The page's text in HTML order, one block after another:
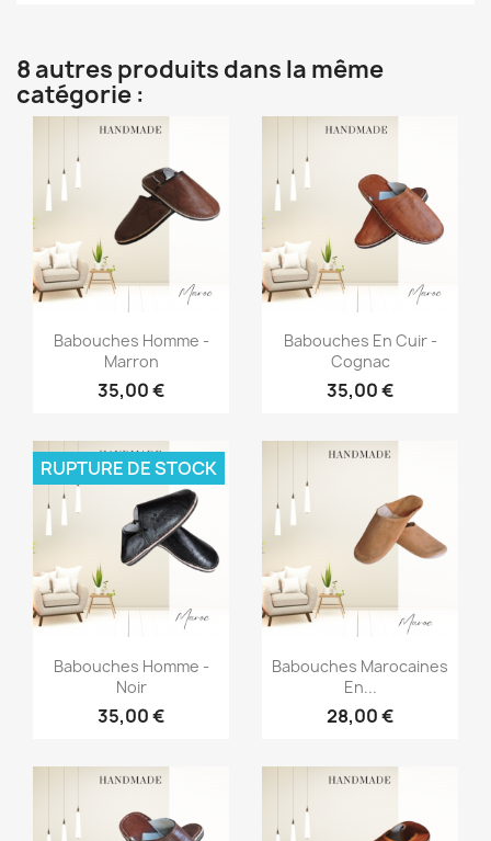
8 autres produits dans la même
catégorie :
Aperçu rapide
Babouches Homme -
Marron
35,00 €
Aperçu rapide
Babouches En Cuir -
Cognac
35,00 €
Aperçu rapide
Babouches Homme -
Noir
35,00 €
RUPTURE DE STOCK
Aperçu rapide
Babouches Marocaines
En...
28,00 €